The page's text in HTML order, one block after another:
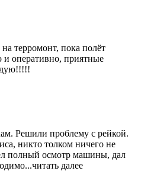
терромонт, пока полёт
оперативно, приятные
Решили проблему с рейкой.
никто толком ничего не
полный осмотр машины, дал
далее